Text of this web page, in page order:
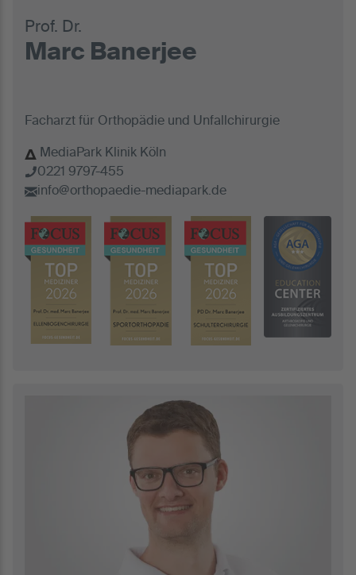
Prof. Dr.
Marc Banerjee
Facharzt für Orthopädie und Unfallchirurgie
MediaPark Klinik Köln
0221 9797-455
info@orthopaedie-mediapark.de